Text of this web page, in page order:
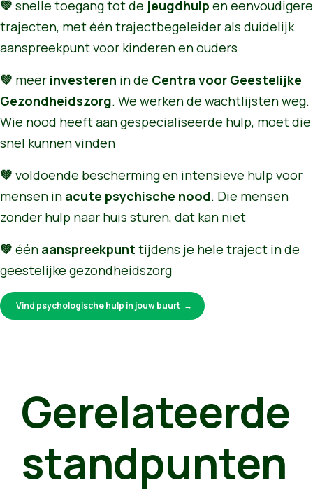
💚 snelle toegang tot de jeugdhulp en eenvoudigere
trajecten, met één trajectbegeleider als duidelijk
aanspreekpunt voor kinderen en ouders
💚 meer investeren in de Centra voor Geestelijke
Gezondheidszorg. We werken de wachtlijsten weg.
Wie nood heeft aan gespecialiseerde hulp, moet die
snel kunnen vinden
💚 voldoende bescherming en intensieve hulp voor
mensen in acute psychische nood. Die mensen
zonder hulp naar huis sturen, dat kan niet
💚 één aanspreekpunt tijdens je hele traject in de
geestelijke gezondheidszorg
Vind psychologische hulp in jouw buurt
Gerelateerde
standpunten